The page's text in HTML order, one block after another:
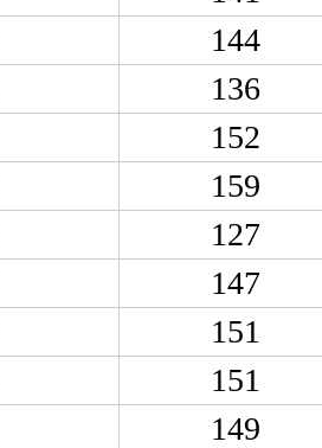
144
136
152
159
127
147
151
151
149